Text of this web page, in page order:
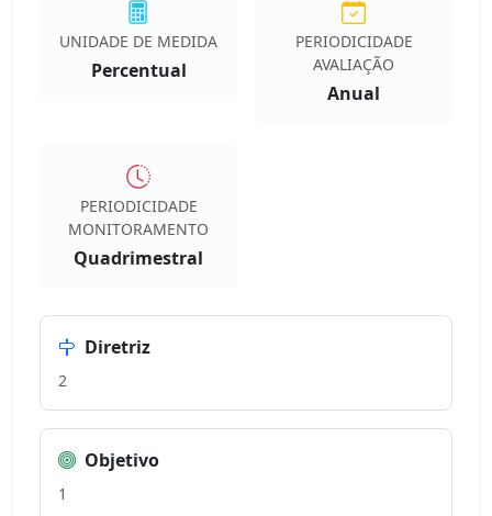
UNIDADE DE MEDIDA
Percentual
PERIODICIDADE
AVALIAÇÃO
Anual
PERIODICIDADE
MONITORAMENTO
Quadrimestral
Diretriz
2
Objetivo
1